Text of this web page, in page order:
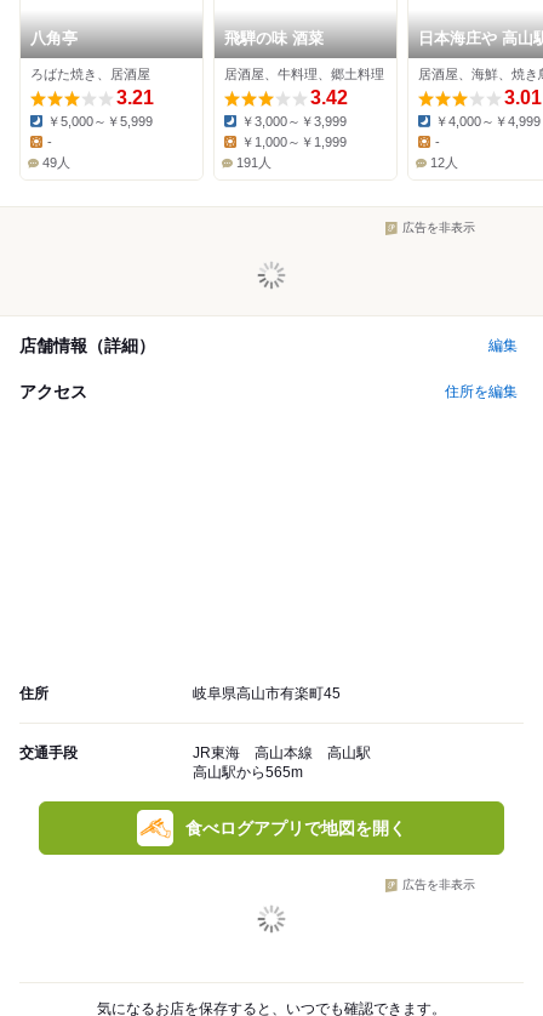
八角亭
ろばた焼き、居酒屋
3.21
Dinner:
￥5,000～￥5,999
Lunch:
-
49人
飛騨の味 酒菜
居酒屋、牛料理、郷土料理
3.42
Dinner:
￥3,000～￥3,999
￥1,000～￥1,999
191人
日本海庄や 高山
店
居酒屋、海鮮、焼き
3.01
Dinner:
￥4,000～￥4,999
Lunch:
-
12人
広告を非表示
店舗情報（詳細） 編集
アクセス 住所を編集
住所 岐阜県高山市有楽町45
交通手段
JR東海 高山本線 高山駅
高山駅から565m
食べログアプリで地図を開く
広告を非表示
気になるお店を保存すると、いつでも確認できます。